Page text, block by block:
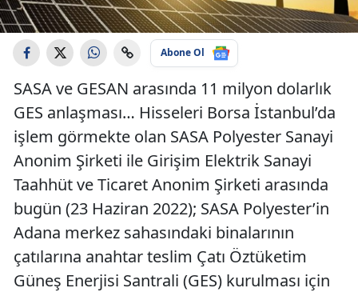
Abone Ol
SASA ve GESAN arasında 11 milyon dolarlık
GES anlaşması… Hisseleri Borsa İstanbul’da
işlem görmekte olan SASA Polyester Sanayi
Anonim Şirketi ile Girişim Elektrik Sanayi
Taahhüt ve Ticaret Anonim Şirketi arasında
bugün (23 Haziran 2022); SASA Polyester’in
Adana merkez sahasındaki binalarının
çatılarına anahtar teslim Çatı Öztüketim
Güneş Enerjisi Santrali (GES) kurulması için